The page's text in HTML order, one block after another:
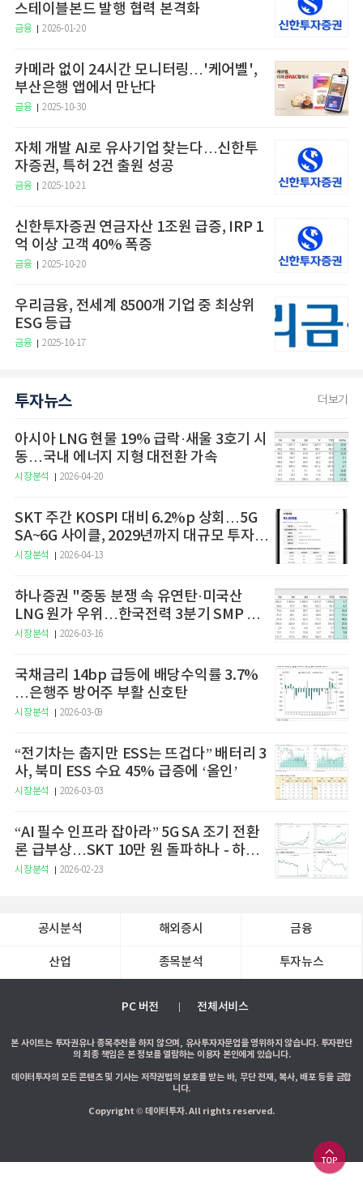
스테이블본드 발행 협력 본격화
금융 2026-01-20
카메라 없이 24시간 모니터링…'케어벨',
부산은행 앱에서 만난다
금융 2025-10-30
자체 개발 AI로 유사기업 찾는다…신한투
자증권, 특허 2건 출원 성공
금융 2025-10-21
신한투자증권 연금자산 1조원 급증, IRP 1
억 이상 고객 40% 폭증
금융 2025-10-20
우리금융, 전세계 8500개 기업 중 최상위
ESG 등급
금융 2025-10-17
투자뉴스 더보기
아시아 LNG 현물 19% 급락·새울 3호기 시
동…국내 에너지 지형 대전환 가속
시장분석 2026-04-20
SKT 주간 KOSPI 대비 6.2%p 상회…5G
SA~6G 사이클, 2029년까지 대규모 투자
예고
시장분석 2026-04-13
하나증권 "중동 분쟁 속 유연탄·미국산
LNG 원가 우위…한국전력 3분기 SMP 상
승 전망"
시장분석 2026-03-16
국채금리 14bp 급등에 배당수익률 3.7%
…은행주 방어주 부활 신호탄
시장분석 2026-03-09
“전기차는 춥지만 ESS는 뜨겁다” 배터리 3
사, 북미 ESS 수요 45% 급증에 ‘올인’
시장분석 2026-03-03
“AI 필수 인프라 잡아라” 5G SA 조기 전환
론 급부상…SKT 10만 원 돌파하나 - 하나
증권
시장분석 2026-02-23
공시분석 해외증시 금융
산업 종목분석 투자뉴스
PC 버전 전체서비스
본 사이트는 투자권유나 종목추천을 하지 않으며, 유사투자자문업을 영위하지 않습니다. 투자판단
의 최종 책임은 본 정보를 열람하는 이용자 본인에게 있습니다.
데이터투자의 모든 콘텐츠 및 기사는 저작권법의 보호를 받는 바, 무단 전재, 복사, 배포 등을 금합
니다.
Copyright © 데이터투자. All rights reserved.